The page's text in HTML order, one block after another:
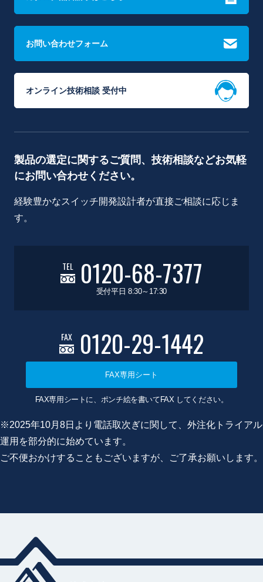
お問い合わせフォーム
オンライン技術相談 受付中
製品の選定に関するご質問、技術相談などお気軽
にお問い合わせください。
経験豊かなスイッチ開発設計者が直接ご相談に応じま
す。
TEL 0120-68-7377
受付平日 8:30～17:30
FAX 0120-29-1442
FAX専用シート
FAX専用シートに、ポンチ絵を書いてFAX してください。
※2025年10月8日より電話取次ぎに関して、外注化トライアル
運用を部分的に始めています。
ご不便おかけすることもございますが、ご了承お願いします。